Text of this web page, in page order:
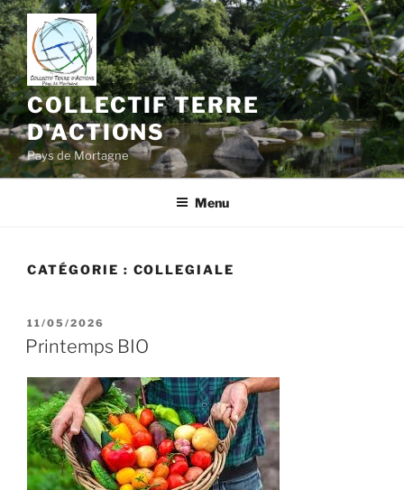
Aller
au
contenu
principal
COLLECTIF TERRE
D'ACTIONS
Pays de Mortagne
Menu
CATÉGORIE : COLLEGIALE
PUBLIÉ
LE
11/05/2026
Printemps BIO